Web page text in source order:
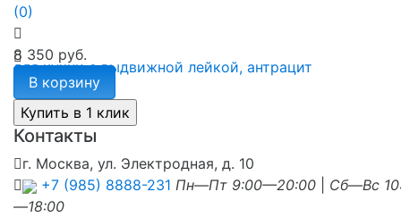
(0)
8 350 руб.
В корзину
Контакты
г. Москва, ул. Электродная, д. 10
+7 (985) 8888-231 Пн—Пт 9:00—20:00
Сб—Вс
—18:00